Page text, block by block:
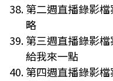
第二週直播錄影
略
第三週直播錄影檔
給我來一點
第四週直播錄影